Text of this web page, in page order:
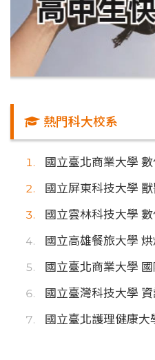
熱門科大校系
國立臺北商業大學
國立屏東科技大學
國立雲林科技大學
國立高雄餐旅大學
國立臺北商業大學
國立臺灣科技大學
國立臺北護理健康大